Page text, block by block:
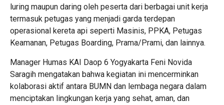
luring maupun daring oleh peserta dari berbagai unit kerja
termasuk petugas yang menjadi garda terdepan
operasional kereta api seperti Masinis, PPKA, Petugas
Keamanan, Petugas Boarding, Prama/Prami, dan lainnya.
Manager Humas KAI Daop 6 Yogyakarta Feni Novida
Saragih mengatakan bahwa kegiatan ini mencerminkan
kolaborasi aktif antara BUMN dan lembaga negara dalam
menciptakan lingkungan kerja yang sehat, aman, dan